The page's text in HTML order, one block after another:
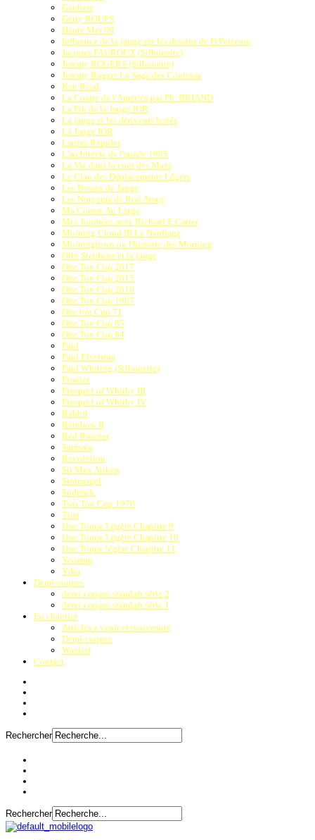
Ganbare
Gerry ROUFS
Haute Mer 69
Influence de la jauge sur les dessins de D.Peterson
Jacques FAUROUX (Silhouette)
Jeremy ROGERS (Silhouette)
Jeremy Rogers La Saga des Contessa
Ken Read
La Coupe de l'America par Ph. BRIAND
La Fin de la Jauge IOR
La jauge et les dériveurs lestés
La Jauge IOR
Lapins Rapides
L'architecte de l'année 1985
La Vie dans la cour des Maxi
Le Clan des Déplacements Légers
Les Bosses de Jauge
Les Noryema de Ron Amey
Ma Course Au Large
Mes Journées avec Richard E.Carter
Morning Cloud III Le Naufrage
Morningtown ou l'histoire des Morning
Olin Stephens et la jauge
One Ton Cup 2017
One Ton Cup 2015
One Ton Cup 2016
One Ton Cup 1967
One ton Cup 71
One Ton Cup 85
One Ton Cup 84
Paul
Paul Elvström
Paul Whiting (Silhouette)
Pionier
Prospect of Whitby III
Prospect of Whitby IV
Rabbit
Rainbow II
Red Rooster
Samsara
Revolution
Sir Max Aitken
Stormogel
Sudpack
Two Ton Cup 1976
Tina
Une Tonne Légère Chapitre 9
Une Tonne Légère Chapitre 10
Une Tonne légère Chapitre 11
Yeoman
Ydra
Demi-coques
demi-coques standart série 2
demi-coques standart série 1
En chantier
Articles a venir et nouveauté
Demi-coques
Wanted
Contact
Rechercher
Rechercher